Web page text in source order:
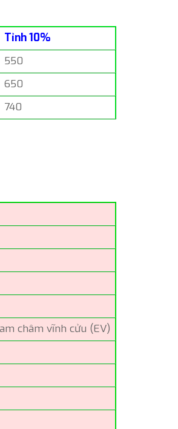
Tỉnh 10%
550
650
740
châm vĩnh cửu (EV)